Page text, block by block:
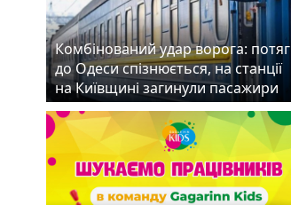
Комбінований удар ворога: потяг
до Одеси спізнюється, на станції
на Київщині загинули пасажири